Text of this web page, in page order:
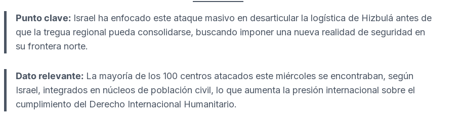
Punto clave:Israel ha enfocado este ataque masivo en desarticular la logística de Hizbulá antes de
que la tregua regional pueda consolidarse, buscando imponer una nueva realidad de seguridad en
su frontera norte.
Dato relevante:La mayoría de los 100 centros atacados este miércoles se encontraban, según
Israel, integrados en núcleos de población civil, lo que aumenta la presión internacional sobre el
cumplimiento del Derecho Internacional Humanitario.